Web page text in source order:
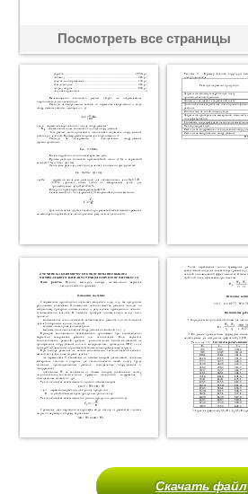
Посмотреть все страницы
Скачать файл